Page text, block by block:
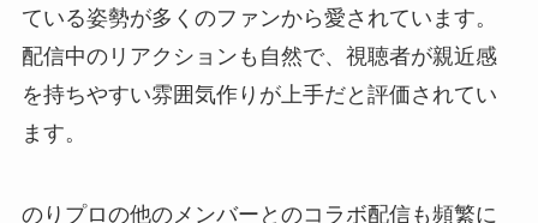
ている姿勢が多くのファンから愛されています。
配信中のリアクションも自然で、視聴者が親近感
を持ちやすい雰囲気作りが上手だと評価されてい
ます。
のりプロの他のメンバーとのコラボ配信も頻繁に